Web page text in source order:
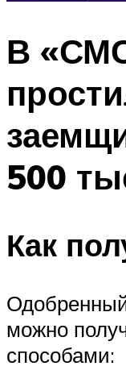
В
500
Как
можно
способами: